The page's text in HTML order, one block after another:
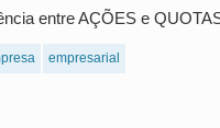
entre AÇÕES e
empresarial